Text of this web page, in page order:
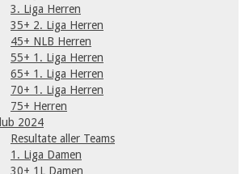
3. Liga Herren
35+ 2. Liga Herren
45+ NLB Herren
55+ 1. Liga Herren
65+ 1. Liga Herren
70+ 1. Liga Herren
75+ Herren
2024
Resultate aller Teams
1. Liga Damen
30+ 1L Damen